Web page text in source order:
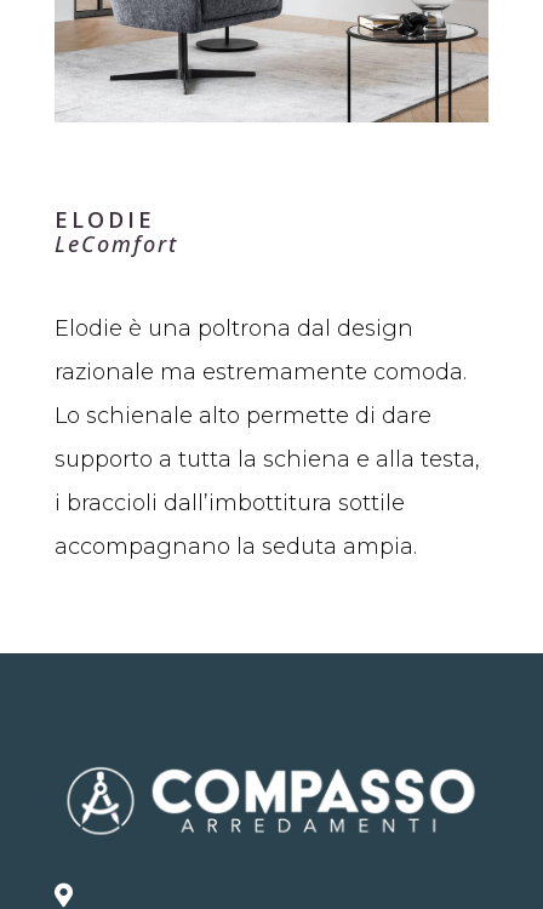
ELODIE
LeComfort
Elodie è una poltrona dal design
razionale ma estremamente comoda.
Lo schienale alto permette di dare
supporto a tutta la schiena e alla testa,
i braccioli dall’imbottitura sottile
accompagnano la seduta ampia.
